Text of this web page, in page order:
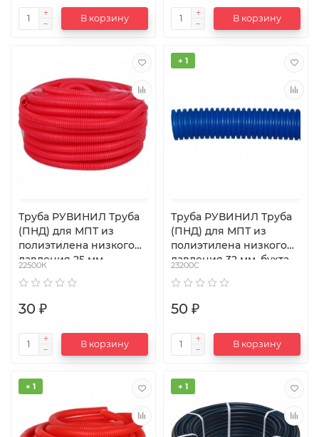
В корзину В корзину
Труба РУВИНИЛ Труба
(ПНД) для МПТ из
полиэтилена низкого
давления 25 мм,
22500К
30 ₽
В корзину
+ 1
Труба РУВИНИЛ Труба
(ПНД) для МПТ из
полиэтилена низкого
давления 32 мм, бухта
23200С
50 ₽
В корзину
+ 1 + 1